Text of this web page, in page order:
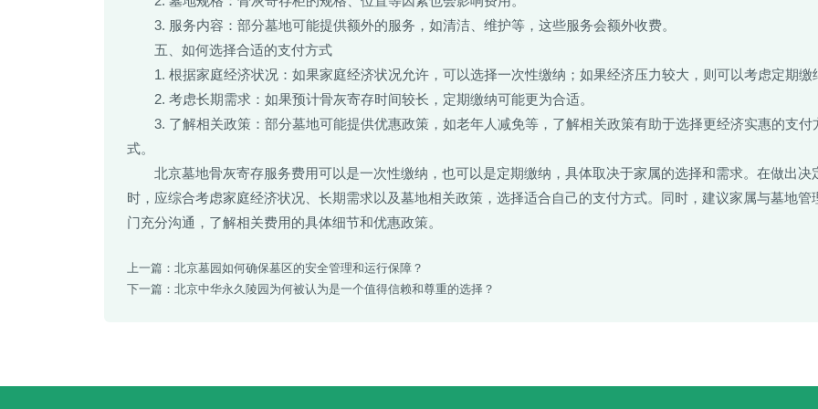
3. 服务内容：部分墓地可能提供额外的服务，如清洁、维护等，这些服务会额外收费。
五、如何选择合适的支付方式
1. 根据家庭经济状况：如果家庭经济状况允许，可以选择一次性缴纳；如果经济压力较大，则可以考虑定期缴
2. 考虑长期需求：如果预计骨灰寄存时间较长，定期缴纳可能更为合适。
3. 了解相关政策：部分墓地可能提供优惠政策，如老年人减免等，了解相关政策有助于选择更经济实惠的支付
式。
北京墓地骨灰寄存服务费用可以是一次性缴纳，也可以是定期缴纳，具体取决于家属的选择和需求。在做出决
时，应综合考虑家庭经济状况、长期需求以及墓地相关政策，选择适合自己的支付方式。同时，建议家属与墓地管
门充分沟通，了解相关费用的具体细节和优惠政策。
上一篇： 北京墓园如何确保墓区的安全管理和运行保障？
下一篇： 北京中华永久陵园为何被认为是一个值得信赖和尊重的选择？